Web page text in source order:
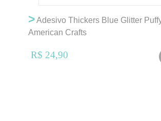
>Adesivo Thickers Blue Glitter
American Crafts
R$ 24,90